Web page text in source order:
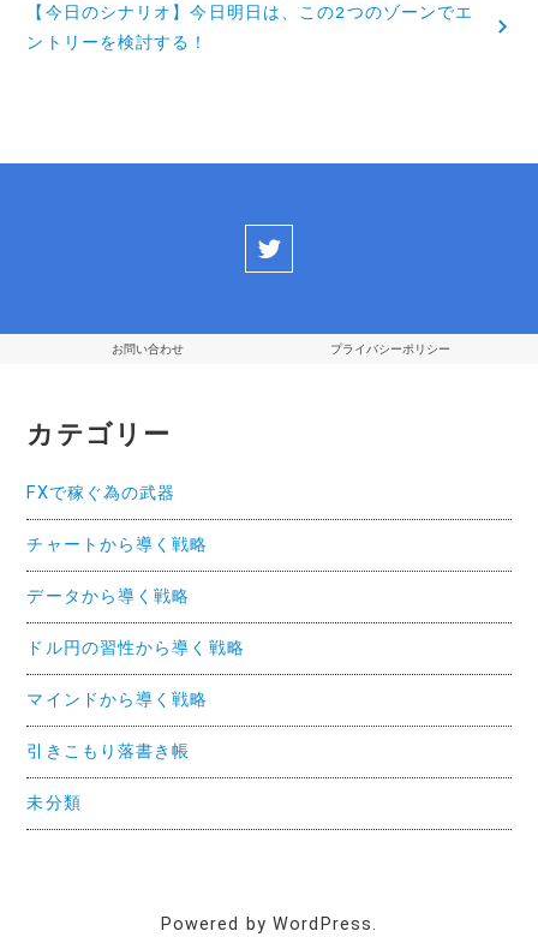
ビ
シ
【今日のシナリオ】今日明日は、この2つのゾーンでエ
ントリーを検討する！
お問い合わせ プライバシーポリシー
カテゴリー
FXで稼ぐ為の武器
チャートから導く戦略
データから導く戦略
ドル円の習性から導く戦略
マインドから導く戦略
引きこもり落書き帳
未分類
Powered by WordPress.